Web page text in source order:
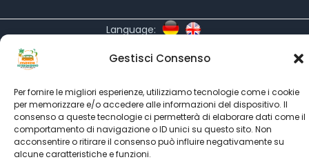
Gestisci Consenso
Per fornire le migliori esperienze, utilizziamo tecnologie come i cookie
per memorizzare e/o accedere alle informazioni del dispositivo. Il
consenso a queste tecnologie ci permetterà di elaborare dati come il
comportamento di navigazione o ID unici su questo sito. Non
acconsentire o ritirare il consenso può influire negativamente su
alcune caratteristiche e funzioni.
Language:
All rights reserved © SINCE 1999 - 2022
partner'sKitesurf Roma-Kitesurfing.it-Ultimate Kiteboarding
-Kiteboarding.it